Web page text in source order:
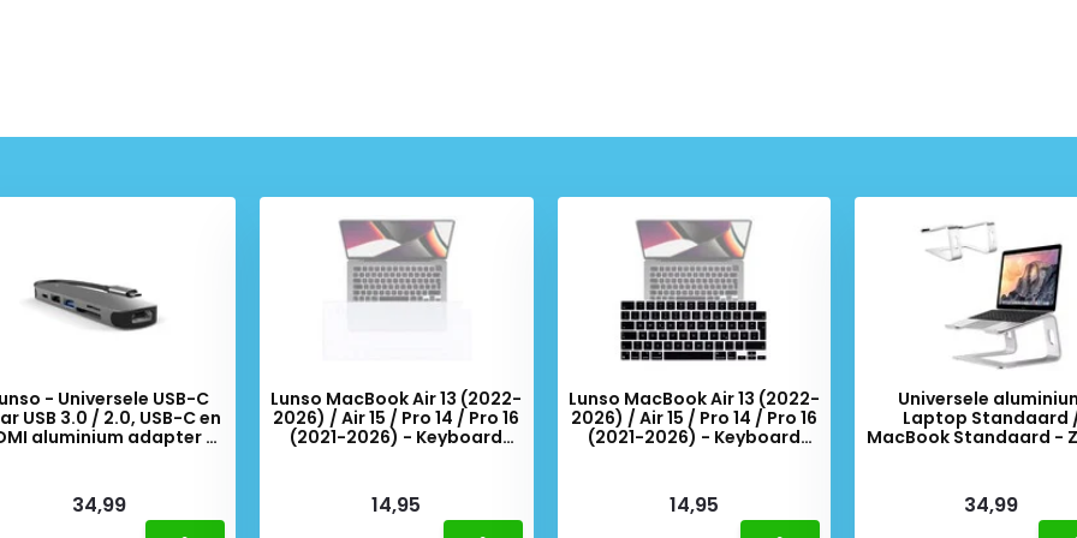
- Universele USB-C
USB 3.0 / 2.0, USB-C en
aluminium adapter -
34,99
Lunso MacBook Air 13 (2022-
2026) / Air 15 / Pro 14 / Pro 16
(2021-2026) - Keyboard
14,95
Lunso MacBook Air 13 (2022-
2026) / Air 15 / Pro 14 / Pro 16
(2021-2026) - Keyboard
14,95
Universele
Laptop Standaard
MacBook Standaard -
34,99